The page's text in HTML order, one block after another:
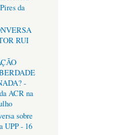
da
RUI
-
ACR na
sobre
UPP - 16